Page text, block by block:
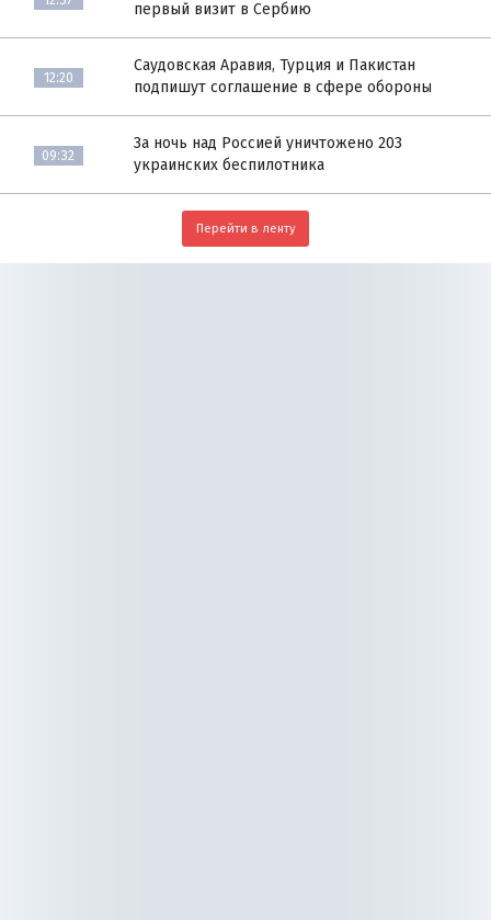
первый визит в Сербию
12:20
Саудовская Аравия, Турция и Пакистан
подпишут соглашение в сфере обороны
09:32
За ночь над Россией уничтожено 203
украинских беспилотника
Перейти в ленту